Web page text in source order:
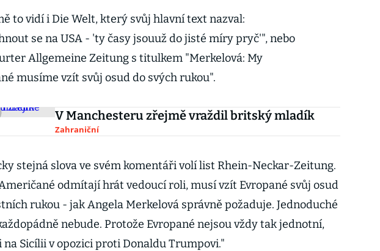
to vidí i Die Welt, který svůj hlavní text nazval:
se na USA - 'ty časy jsouuž do jisté míry pryč'", nebo
Allgemeine Zeitung s titulkem "Merkelová: My
musíme vzít svůj osud do svých rukou".
V Manchesteru zřejmě vraždil britský mladík
Zahraniční
stejná slova ve svém komentáři volí list Rhein-Neckar-Zeitung.
odmítají hrát vedoucí roli, musí vzít Evropané svůj osud
rukou - jak Angela Merkelová správně požaduje. Jednoduché
nebude. Protože Evropané nejsou vždy tak jednotní,
na Sicílii v opozici proti Donaldu Trumpovi."